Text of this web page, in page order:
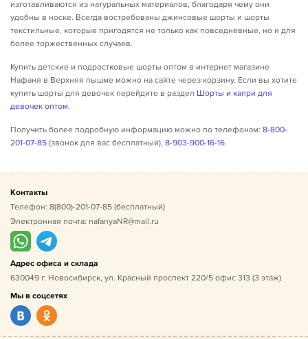
изготавливаются из натуральных материалов, благодаря чему они
удобны в носке. Всегда востребованы джинсовые шорты и шорты
текстильные, которые пригодятся не только как повседневные, но и для
более торжественных случаев.
Купить детские и подростковые шорты оптом в интернет магазине
Нафаня в Верхняя пышме можно на сайте через корзину. Если вы хотите
купить шорты для девочек перейдите в раздел Шорты и капри для
девочек оптом.
Получить более подробную информацию можно по телефонам: 8-800-
201-07-85 (звонок для вас бесплатный), 8-903-900-16-16.
Контакты
Телефон: 8(800)-201-07-85 (бесплатный)
Электронная почта: nafanyaNR@mail.ru
Адрес офиса и склада
630049 г. Новосибирск, ул. Красный проспект 220/5 офис 313 (3 этаж)
Мы в соцсетях